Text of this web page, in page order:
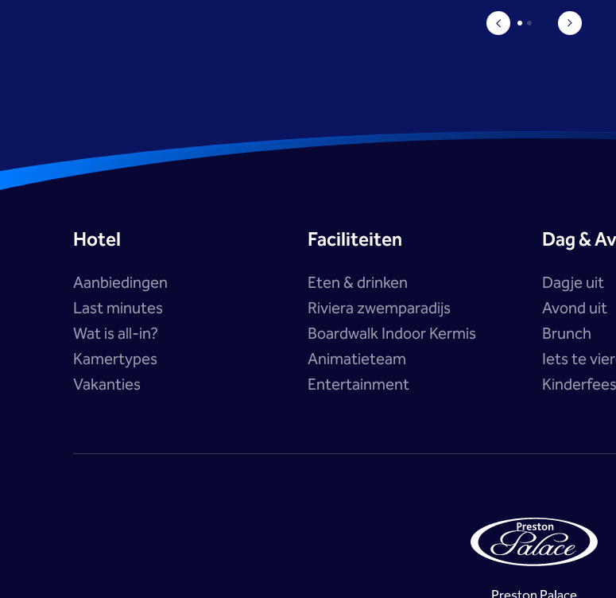
Hotel
Aanbiedingen
Last minutes
Wat is all-in?
Kamertypes
Vakanties
Faciliteiten
Eten & drinken
Riviera zwemparadijs
Boardwalk Indoor Kermis
Animatieteam
Entertainment
Dag &
Dagje uit
Avond uit
Brunch
Iets te